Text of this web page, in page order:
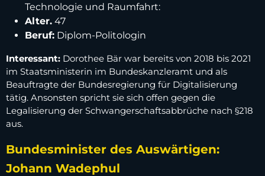
Technologie und Raumfahrt:
Alter. 47
Beruf: Diplom-Politologin
Interessant: Dorothee Bär war bereits von 2018 bis 2021
im Staatsministerin im Bundeskanzleramt und als
Beauftragte der Bundesregierung für Digitalisierung
tätig. Ansonsten spricht sie sich offen gegen die
Legalisierung der Schwangerschaftsabbrüche nach §218
aus.
Bundesminister des Auswärtigen:
Johann Wadephul